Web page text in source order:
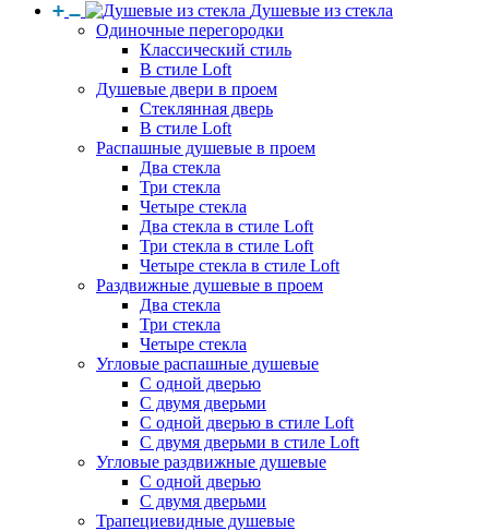
Душевые из стекла
Одиночные перегородки
Классический стиль
В стиле Loft
Душевые двери в проем
Стеклянная дверь
В стиле Loft
Распашные душевые в проем
Два стекла
Три стекла
Четыре стекла
Два стекла в стиле Loft
Три стекла в стиле Loft
Четыре стекла в стиле Loft
Раздвижные душевые в проем
Два стекла
Три стекла
Четыре стекла
Угловые распашные душевые
С одной дверью
С двумя дверьми
С одной дверью в стиле Loft
С двумя дверьми в стиле Loft
Угловые раздвижные душевые
С одной дверью
С двумя дверьми
Трапециевидные душевые